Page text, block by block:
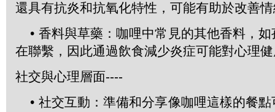
還具有抗炎和抗氧化特性，可能有助於改善
• 香料與草藥：咖哩中常見的其他香料，
在聯繫，因此通過飲食減少炎症可能對心理
社交與心理層面----
• 社交互動：準備和分享像咖哩這樣的餐